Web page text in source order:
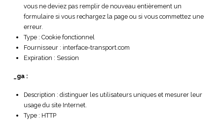
vous ne deviez pas remplir de nouveau entièrement un
formulaire si vous rechargez la page ou si vous commettez une
erreur.
Type : Cookie fonctionnel
Fournisseur : interface-transport.com
Expiration : Session
_ga :
Description : distinguer les utilisateurs uniques et mesurer leur
usage du site Internet.
Type : HTTP